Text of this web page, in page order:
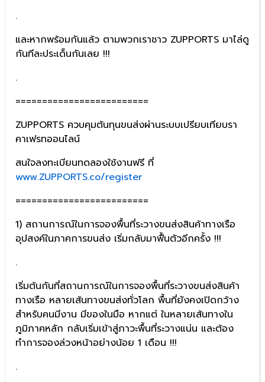
.
และหากพร้อมกันแล้ว ตามพวกเราชาว ZUPPORTS มาไล่ดู
กันทีละประเด็นกันเลย !!!
.
=========================
ZUPPORTS ควบคุมต้นทุนขนส่งผ่านระบบเปรียบเทียบรา
คาเฟรทออนไลน์
สนใจลงทะเบียนทดลองใช้งานฟรี ที่
www.ZUPPORTS.co/register
=========================
1) สถานการณ์ในการจองพื้นที่ระวางขนส่งสินค้าทางเรือ
อุปสงค์ในภาคการขนส่ง เริ่มกลับมาฟื้นตัวอีกครั้ง !!!
.
เริ่มต้นกันที่สถานการณ์ในการจองพื้นที่ระวางขนส่งสินค้า
ทางเรือ หลายเส้นทางขนส่งทั่วโลก พื้นที่ยังคงเปิดกว้าง
สำหรับคนมีงาน มีของในมือ หากแต่ ในหลายเส้นทางใน
ภูมิภาคหลัก กลับเริ่มเข้าสู่ภาวะพื้นที่ระวางแน่น และต้อง
ทำการจองล่วงหน้าอย่างน้อย 1 เดือน !!!
.